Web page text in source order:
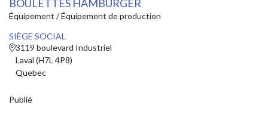
BOULETTES HAMBURGER
Équipement / Équipement de production
SIÈGE SOCIAL
3119 boulevard Industriel
Laval (H7L 4P8)
Quebec
Publié